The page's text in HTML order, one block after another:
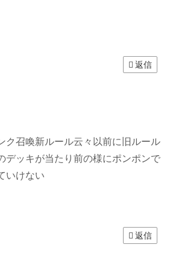
返信
ク召喚新ルール云々以前に旧ルール
デッキが当たり前の様にポンポンで
いけない
返信